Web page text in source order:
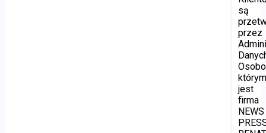
są
przez
jest
firma
NEWS